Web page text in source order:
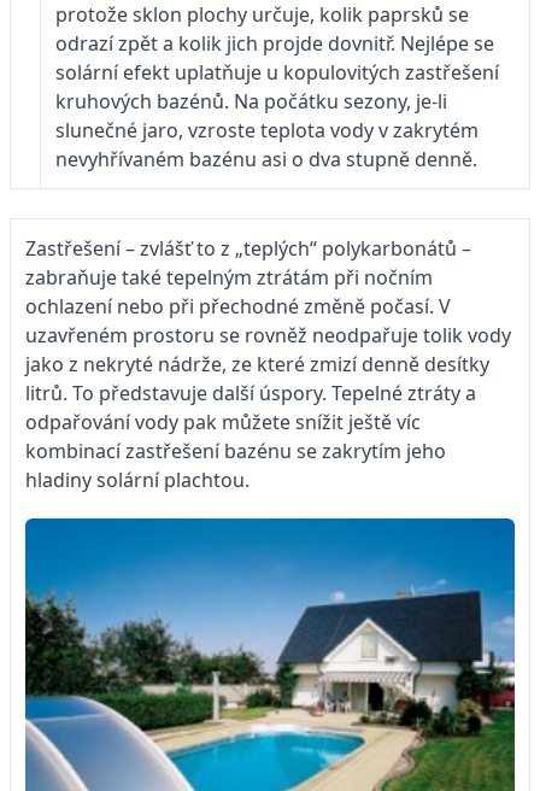
protože sklon plochy určuje, kolik paprsků se
odrazí zpět a kolik jich projde dovnitř. Nejlépe se
solární efekt uplatňuje u kopulovitých zastřešení
kruhových bazénů. Na počátku sezony, je-li
slunečné jaro, vzroste teplota vody v zakrytém
nevyhřívaném bazénu asi o dva stupně denně.
Zastřešení – zvlášť to z „teplých“ polykarbonátů –
zabraňuje také tepelným ztrátám při nočním
ochlazení nebo při přechodné změně počasí. V
uzavřeném prostoru se rovněž neodpařuje tolik vody
jako z nekryté nádrže, ze které zmizí denně desítky
litrů. To představuje další úspory. Tepelné ztráty a
odpařování vody pak můžete snížit ještě víc
kombinací zastřešení bazénu se zakrytím jeho
hladiny solární plachtou.